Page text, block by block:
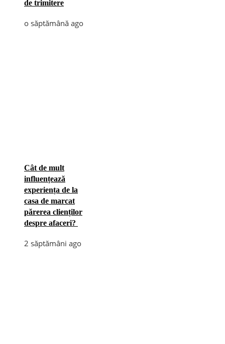
de trimitere
o săptămână ago
Cât de mult
influențează
experiența de la
casa de marcat
părerea clienților
despre afaceri?
2 săptămâni ago